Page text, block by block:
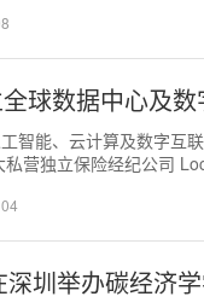
球数据中心及
智能、云计算及数字互
营独立保险经纪公司
圳举办碳经济